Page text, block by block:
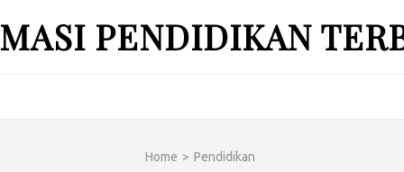
PENDIDIKAN
Home > Pendidikan